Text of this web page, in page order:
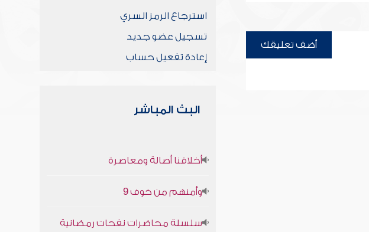
أضف تعليقك
استرجاع الرمز السري
تسجيل عضو جديد
إعادة تفعيل حساب
البث المباشر
أخلاقنا أصالة ومعاصرة
وأمنهم من خوف 9
سلسلة محاضرات نفحات رمضانية